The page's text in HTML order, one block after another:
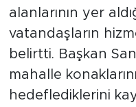
alanlarının yer
vatandaşların
belirtti. Başkan
mahalle
hedeflediklerini